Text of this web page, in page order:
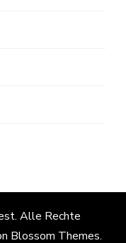
. Alle Rechte
Blossom Themes.